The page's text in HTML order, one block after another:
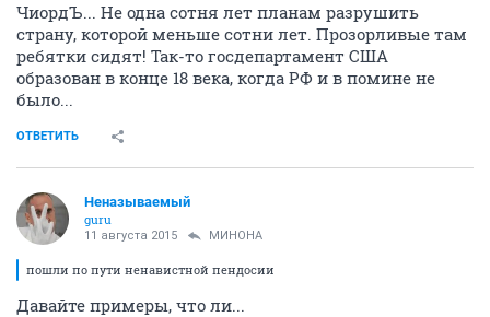
ЧиордЪ... Не одна сотня лет планам разрушить
страну, которой меньше сотни лет. Прозорливые там
ребятки сидят! Так-то госдепартамент США
образован в конце 18 века, когда РФ и в помине не
было...
ОТВЕТИТЬ
Неназываемый
guru
11 августа 2015 МИНОНА
пошли по пути ненавистной пендосии
Давайте примеры, что ли...